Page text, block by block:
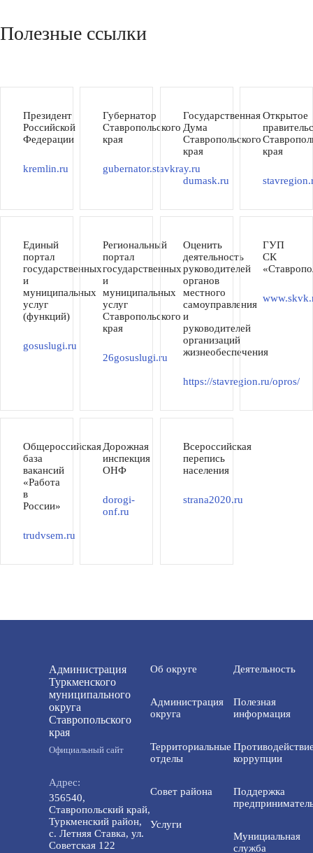
Полезные ссылки
Президент
Российской
Федерации
kremlin.ru
Губернатор
Ставропольского
края
gubernator.stavkray.ru
Государственная
Дума
Ставропольского
края
dumask.ru
Открытое
края
Единый
портал
государственных
и
муниципальных
услуг
(функций)
gosuslugi.ru
Региональный
портал
государственных
и
муниципальных
услуг
Ставропольского
края
26gosuslugi.ru
Оценить
деятельность
руководителей
органов
местного
самоуправления
и
руководителей
организаций
жизнеобеспечения
https://stavregion.ru/opros/
ГУП
СК
Общероссийская
база
вакансий
«Работа
в
России»
trudvsem.ru
Дорожная
инспекция
ОНФ
dorogi-
onf.ru
Всероссийская
перепись
населения
strana2020.ru
Администрация
Туркменского
муниципального
округа
Ставропольского
края
Официальный сайт
Адрес:
356540,
Ставропольский край,
Туркменский район,
с. Летняя Ставка, ул.
Советская 122
Об округе
Администрация
округа
Территориальные
отделы
Совет района
Услуги
Деятельность
Полезная
информация
коррупции
Поддержка
Мунициальная
служба